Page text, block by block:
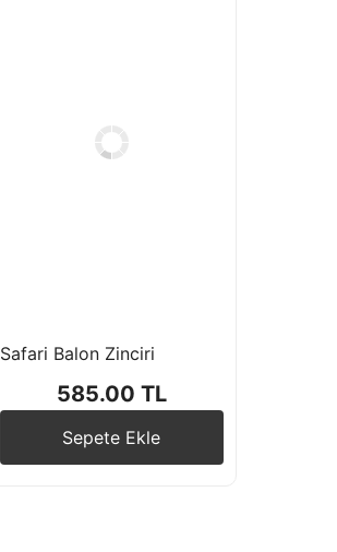
Safari Balon Zinciri
585.00 TL
Sepete Ekle